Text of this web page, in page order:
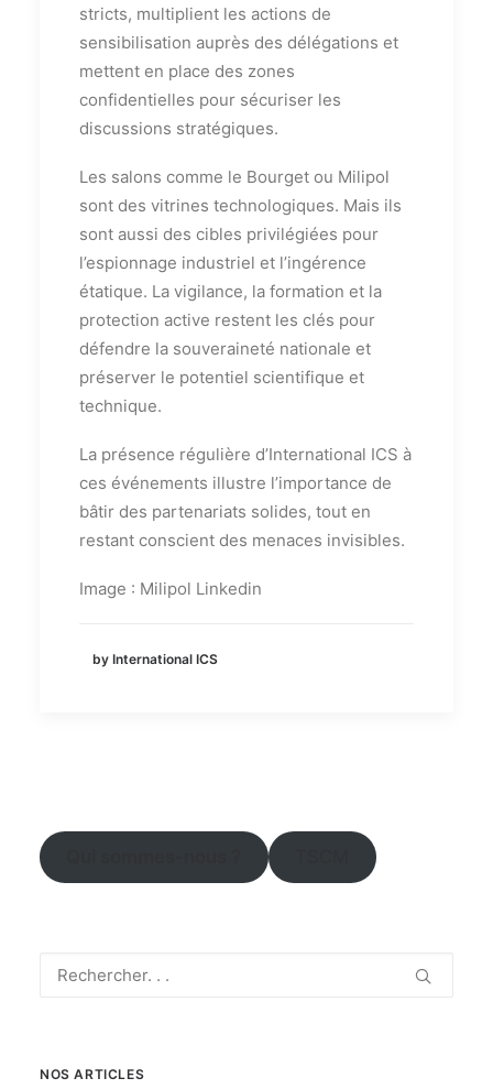
stricts, multiplient les actions de
sensibilisation auprès des délégations et
mettent en place des zones
confidentielles pour sécuriser les
discussions stratégiques.
Les salons comme le Bourget ou Milipol
sont des vitrines technologiques. Mais ils
sont aussi des cibles privilégiées pour
l’espionnage industriel et l’ingérence
étatique. La vigilance, la formation et la
protection active restent les clés pour
défendre la souveraineté nationale et
préserver le potentiel scientifique et
technique.
La présence régulière d’International ICS à
ces événements illustre l’importance de
bâtir des partenariats solides, tout en
restant conscient des menaces invisibles.
Image : Milipol Linkedin
by International ICS
NOS ARTICLES